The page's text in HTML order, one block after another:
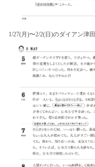
1/27(月)〜2/2(日)のダイアン